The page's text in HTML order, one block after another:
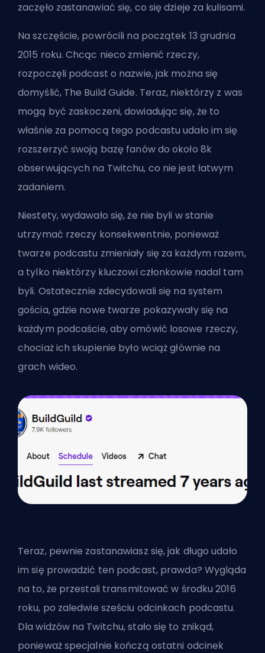
zaczęło zastanawiać się, co się dzieje za kulisami.
Na szczęście, powrócili na początek 13 grudnia
2015 roku. Chcąc nieco zmienić rzeczy,
rozpoczęli podcast o nazwie, jak można się
domyślić, The Build Guide. Teraz, niektórzy z was
mogą być zaskoczeni, dowiadując się, że to
właśnie za pomocą tego podcastu udało im się
rozszerzyć swoją bazę fanów do około 8k
obserwujących na Twitchu, co nie jest łatwym
zadaniem.
Niestety, wydawało się, że nie byli w stanie
utrzymać rzeczy konsekwentnie, ponieważ
twarze podcastu zmieniały się za każdym razem,
a tylko niektórzy kluczowi członkowie nadal tam
byli. Ostatecznie zdecydowali się na system
gościa, gdzie nowe twarze pokazywały się na
każdym podcaście, aby omówić losowe rzeczy,
chociaż ich skupienie było wciąż głównie na
grach wideo.
Teraz, pewnie zastanawiasz się, jak długo udało
im się prowadzić ten podcast, prawda? Wygląda
na to, że przestali transmitować w środku 2016
roku, po zaledwie sześciu odcinkach podcastu.
Dla widzów na Twitchu, stało się to znikąd,
ponieważ specjalnie kończą ostatni odcinek